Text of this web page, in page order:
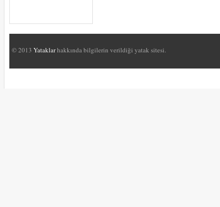
© 2013 Yataklarhakkında bilgilerin verildiği yatak sitesi.